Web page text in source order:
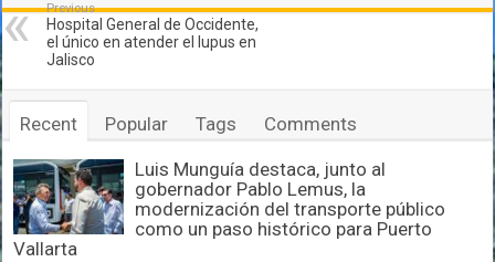
Previous
Hospital General de Occidente,
el único en atender el lupus en
Jalisco
Recent Popular Tags Comments
Luis Munguía destaca, junto al
gobernador Pablo Lemus, la
modernización del transporte público
como un paso histórico para Puerto
Vallarta